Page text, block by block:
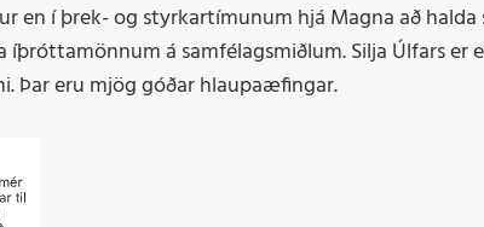
en í þrek- og styrkartímunum hjá Magna að halda
á samfélagsmiðlum. Silja Úlfars er
Þar eru mjög góðar hlaupaæfingar.